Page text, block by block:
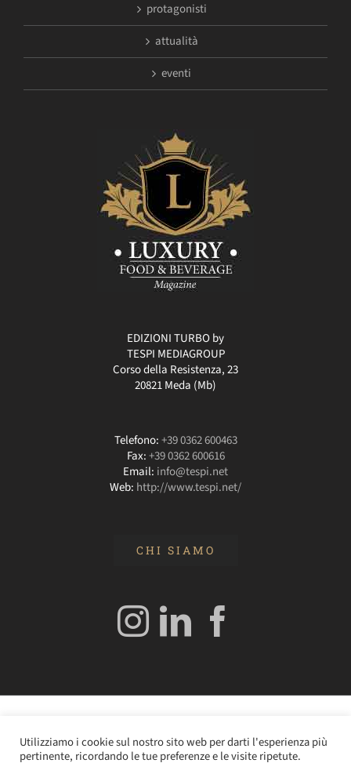
protagonisti
attualità
eventi
EDIZIONI TURBO by
TESPI MEDIAGROUP
Corso della Resistenza, 23
20821 Meda (Mb)
Telefono:+39 0362 600463
Fax:+39 0362 600616
Email: info@tespi.net
Web: http://www.tespi.net/
CHI SIAMO
Angelo Frigerio -Cookie Policy–Privacy Policy- P.IVA
Utilizziamo i cookie sul nostro sito web per darti l'esperienza più
pertinente, ricordando le tue preferenze e le visite ripetute.